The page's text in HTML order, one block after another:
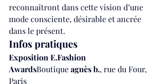
reconnaîtront dans cette vision d’une
mode consciente, désirable et ancrée
dans le présent.
Infos pratiques
Exposition E.Fashion
AwardsBoutique agnès b., rue du Four,
Paris